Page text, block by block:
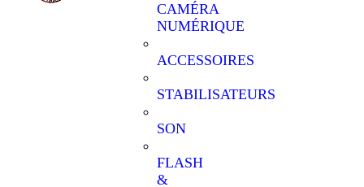
CAMÉRA
NUMÉRIQUE
ACCESSOIRES
STABILISATEURS
SON
FLASH
&